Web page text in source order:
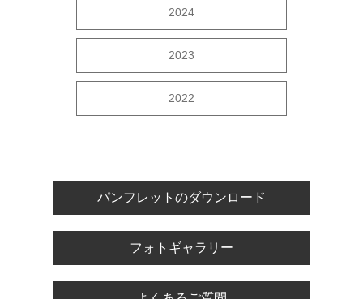
2024
2023
2022
パンフレットのダウンロード
フォトギャラリー